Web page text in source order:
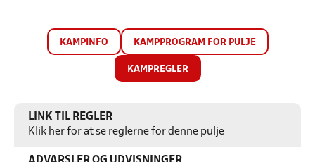
KAMPINFO KAMPPROGRAM FOR PULJE
KAMPREGLER
LINK TIL REGLER
Klik her for at se reglerne for denne pulje